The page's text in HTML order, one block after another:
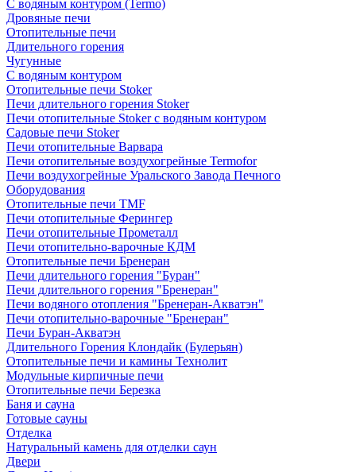
С водяным контуром (Termo)
Дровяные печи
Отопительные печи
Длительного горения
Чугунные
C водяным контуром
Отопительные печи Stoker
Печи длительного горения Stoker
Печи отопительные Stoker с водяным контуром
Садовые печи Stoker
Печи отопительные Варвара
Печи отопительные воздухогрейные Termofor
Печи воздухогрейные Уральского Завода Печного
Оборудования
Отопительные печи TMF
Печи отопительные Ферингер
Печи отопительные Прометалл
Печи отопительно-варочные КДМ
Отопительные печи Бренеран
Печи длительного горения "Буран"
Печи длительного горения "Бренеран"
Печи водяного отопления "Бренеран-Акватэн"
Печи отопительно-варочные "Бренеран"
Печи Буран-Акватэн
Длительного Горения Клондайк (Булерьян)
Отопительные печи и камины Технолит
Модульные кирпичные печи
Отопительные печи Березка
Баня и сауна
Готовые сауны
Отделка
Натуральный камень для отделки саун
Двери